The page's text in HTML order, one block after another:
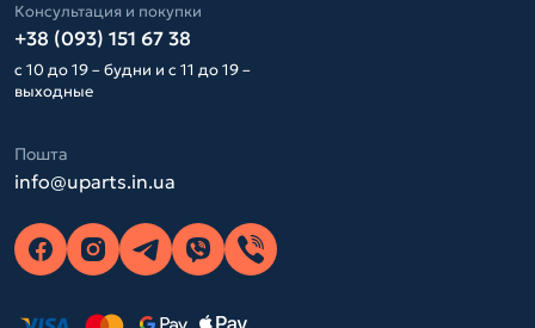
Консультация и покупки
+38 (093) 151 67 38
с 10 до 19 – будни и с 11 до 19 –
выходные
Пошта
info@uparts.in.ua